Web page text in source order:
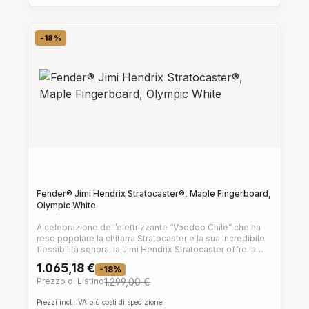
Sconto
-18%
Fender® Jimi Hendrix Stratocaster®, Maple Fingerboard,
Olympic White
A celebrazione dell’elettrizzante “Voodoo Chile” che ha
reso popolare la chitarra Stratocaster e la sua incredibile
flessibilità sonora, la Jimi Hendrix Stratocaster offre la
stesso feel musicale.Ricca di timbro vintage incendiario e
di stile classico, questo straordinario strumento presenta
sue caratteristiche chitarre “capovolte”.Caratteristiche
1.065,18 € -18%
Prezzo di Listino1.299,00 €
Prezzi incl. IVA più costi di spedizione